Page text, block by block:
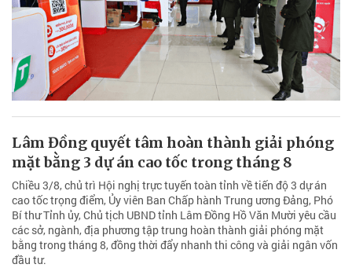
Lâm Đồng quyết tâm hoàn thành giải phóng
mặt bằng 3 dự án cao tốc trong tháng 8
Chiều 3/8, chủ trì Hội nghị trực tuyến toàn tỉnh về tiến độ 3 dự án
cao tốc trọng điểm, Ủy viên Ban Chấp hành Trung ương Đảng, Phó
Bí thư Tỉnh ủy, Chủ tịch UBND tỉnh Lâm Đồng Hồ Văn Mười yêu cầu
các sở, ngành, địa phương tập trung hoàn thành giải phóng mặt
bằng trong tháng 8, đồng thời đẩy nhanh thi công và giải ngân vốn
đầu tư.